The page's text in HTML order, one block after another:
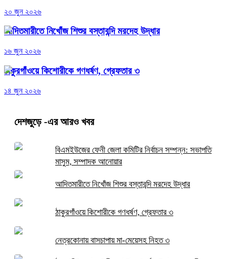
২০ জুন ২০২৬
আদিতমারীতে নিখোঁজ শিশুর বস্তাবন্দি মরদেহ উদ্ধার
১৬ জুন ২০২৬
ঠাকুরগাঁওয়ে কিশোরীকে গণধর্ষণ, গ্রেফতার ৩
১৪ জুন ২০২৬
দেশজুড়ে-এর আরও খবর
বিএমইউজের ফেনী জেলা কমিটির নির্বাচন সম্পন্ন: সভাপতি
মাসুম, সম্পাদক আনোয়ার
আদিতমারীতে নিখোঁজ শিশুর বস্তাবন্দি মরদেহ উদ্ধার
ঠাকুরগাঁওয়ে কিশোরীকে গণধর্ষণ, গ্রেফতার ৩
নেত্রকোনায় বাসচাপায় মা-মেয়েসহ নিহত ৩